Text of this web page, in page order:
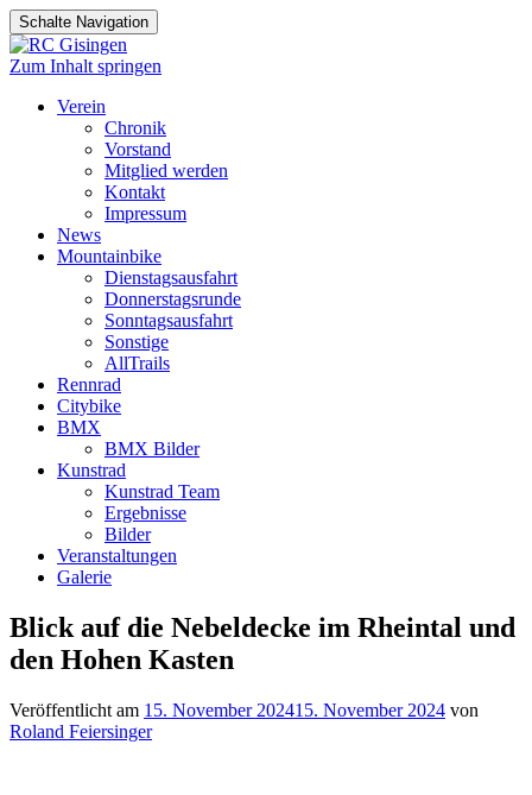
Schalte Navigation
Zum Inhalt springen
Verein
Chronik
Vorstand
Mitglied werden
Kontakt
Impressum
News
Mountainbike
Dienstagsausfahrt
Donnerstagsrunde
Sonntagsausfahrt
Sonstige
AllTrails
Rennrad
Citybike
BMX
BMX Bilder
Kunstrad
Kunstrad Team
Ergebnisse
Bilder
Veranstaltungen
Galerie
Blick auf die Nebeldecke im Rheintal und
den Hohen Kasten
Veröffentlicht am 15. November 202415. November 2024 von
Roland Feiersinger